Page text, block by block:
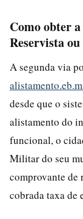
Como obter
Reservista
A segunda via
desde que o
alistamento do
funcional, o
Militar do seu
comprovante de
cobrada taxa de